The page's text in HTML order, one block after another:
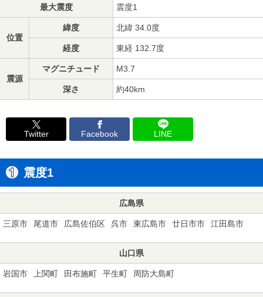
最大震度 震度1
位置
緯度 北緯 34.0度
経度 東経 132.7度
震源
マグニチュード M3.7
深さ 約40km
Twitter Facebook LINE
震度1
広島県
三原市 尾道市 広島佐伯区 呉市 東広島市 廿日市市 江田島市
山口県
岩国市 上関町 田布施町 平生町 周防大島町